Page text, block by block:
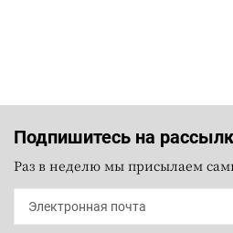
Подпишитесь на
Раз в неделю мы присылаем